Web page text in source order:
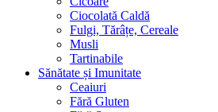
Ciocolată Caldă
Fulgi, Tărâțe, Cereale
Musli
Tartinabile
Sănătate și Imunitate
Ceaiuri
Fără Gluten